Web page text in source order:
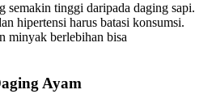
semakin tinggi daripada daging sapi.
hipertensi harus batasi konsumsi.
minyak berlebihan bisa
Ayam